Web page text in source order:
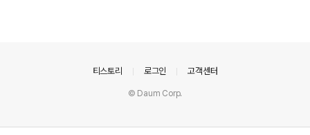
티스토리 로그인 고객센터
© Daum Corp.